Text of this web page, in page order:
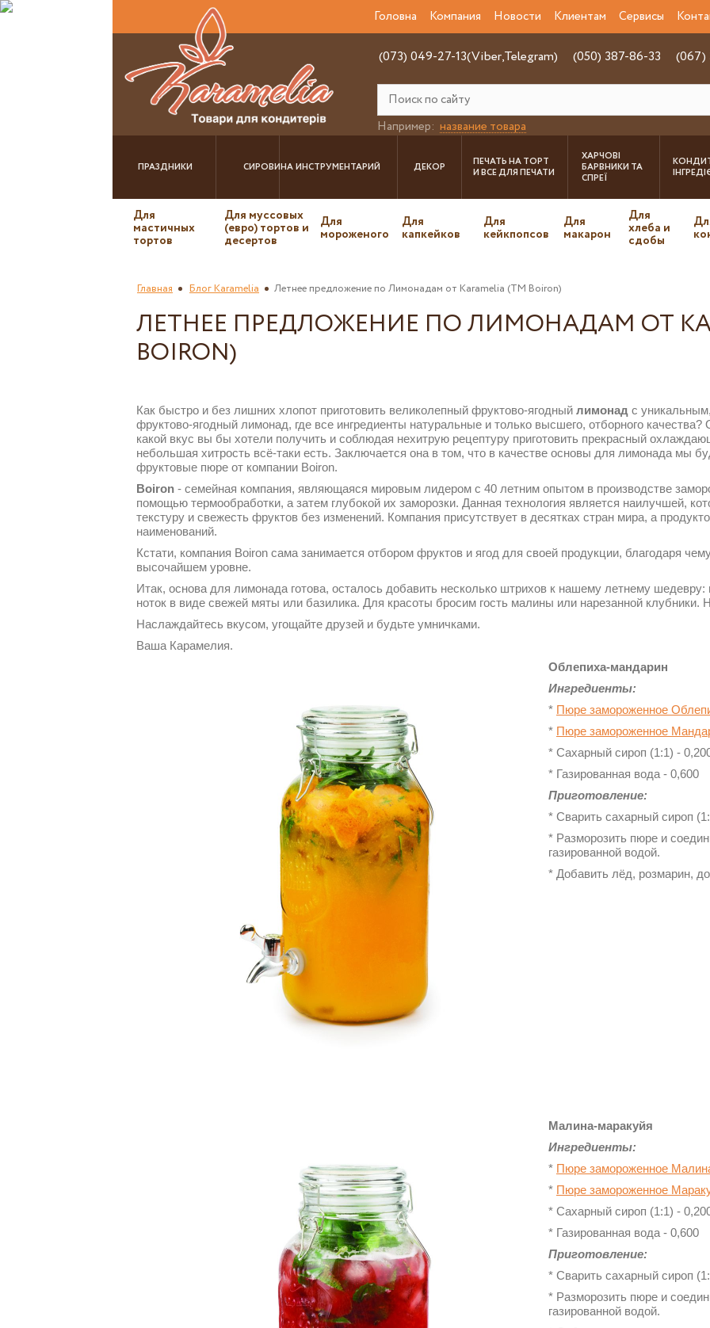
Головна Компания Новости Клиентам Сервисы
(073) 049-27-13(Viber,Telegram) (050) 387-86-33 (067)
Например: название товара
ПРАЗДНИКИ СИРОВИНАИНСТРУМЕНТАРИЙ ДЕКОР
ПЕЧАТЬ НА ТОРТ
И ВСЕ ДЛЯ ПЕЧАТИ
ХАРЧОВІ
БАРВНИКИ ТА
СПРЕЇ
Для
мастичных
тортов
Для муссовых
(евро) тортов и
десертов
Для
мороженого
Для
капкейков
Для
кейкпопсов
Для
макарон
Для
хлеба и
сдобы
Главная Блог Karamelia Летнее предложение по Лимонадам от Karamelia (TM Boiron)
ЛЕТНЕЕ ПРЕДЛОЖЕНИЕ ПО ЛИМОНАДАМ ОТ
BOIRON)
Как быстро и без лишних хлопот приготовить великолепный фруктово-ягодный лимонад с
фруктово-ягодный лимонад, где все ингредиенты натуральные и только высшего, отборного
какой вкус вы бы хотели получить и соблюдая нехитрую рецептуру приготовить прекрасный
небольшая хитрость всё-таки есть. Заключается она в том, что в качестве основы для лимонада мы
фруктовые пюре от компании Boiron.
Boiron - семейная компания, являющаяся мировым лидером с 40 летним опытом в производстве
помощью термообработки, а затем глубокой их заморозки. Данная технология является наилучшей,
текстуру и свежесть фруктов без изменений. Компания присутствует в десятках стран мира, а
наименований.
Кстати, компания Boiron сама занимается отбором фруктов и ягод для своей продукции, благодаря
высочайшем уровне.
Итак, основа для лимонада готова, осталось добавить несколько штрихов к нашему летнему шедевру:
ноток в виде свежей мяты или базилика. Для красоты бросим гость малины или нарезанной клубники.
Наслаждайтесь вкусом, угощайте друзей и будьте умничками.
Ваша Карамелия.
Облепиха-мандарин
Ингредиенты:
* Пюре замороженное
* Пюре замороженное
* Сахарный сироп (1:1) -
* Газированная вода - 0,600
Приготовление:
* Сварить сахарный сироп
* Разморозить пюре и
газированной водой.
* Добавить лёд, розмарин,
Малина-маракуйя
Ингредиенты:
* Пюре замороженное
* Пюре замороженное
* Сахарный сироп (1:1) -
* Газированная вода - 0,600
Приготовление:
* Сварить сахарный сироп
* Разморозить пюре и
газированной водой.